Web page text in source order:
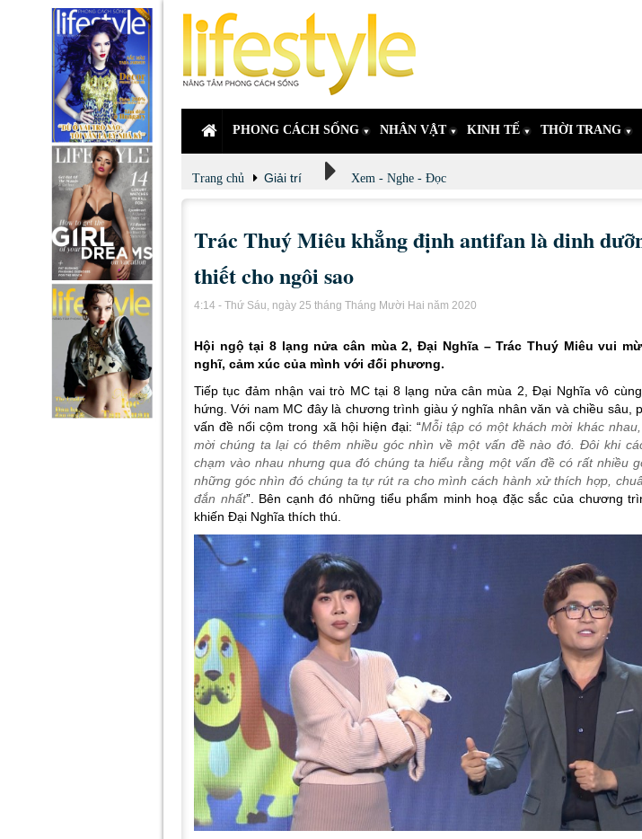
PHONG CÁCH SỐNG NHÂN VẬT KINH TẾ THỜI TRANG
Trang chủ Giải trí Xem - Nghe - Đọc
Trác Thuý Miêu khẳng định antifan là dinh
thiết cho ngôi sao
4:14 - Thứ Sáu, ngày 25 tháng Tháng Mười Hai năm 2020
Hội ngộ tại 8 lạng nửa cân mùa 2, Đại Nghĩa – Trác Thuý Miêu vui
nghĩ, cảm xúc của mình với đối phương.
Tiếp tục đảm nhận vai trò MC tại 8 lạng nửa cân mùa 2, Đại Nghĩa vô
hứng. Với nam MC đây là chương trình giàu ý nghĩa nhân văn và chiều sâu,
vấn đề nổi cộm trong xã hội hiện đại: “Mỗi tập có một khách mời khác
mời chúng ta lại có thêm nhiều góc nhìn về một vấn đề nào đó. Đôi khi
chạm vào nhau nhưng qua đó chúng ta hiểu rằng một vấn đề có rất nhiều
những góc nhìn đó chúng ta tự rút ra cho mình cách hành xử thích hợp,
đắn nhất”. Bên cạnh đó những tiểu phẩm minh hoạ đặc sắc của chương
khiến Đại Nghĩa thích thú.